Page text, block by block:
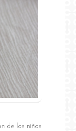
de los niños